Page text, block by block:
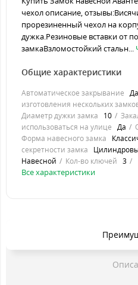
чехол описание,
прорезиненный чехол на
дужка.Резиновые вставки от
замкаВзломостойкий стальн...
Общие характеристики
Автоматическое закрывание Да
изготовления нескольких
Диаметр дужки замка
10
использоваться на улице Да
Форма навесного замка
секретности замка
Навесной
Кол-во ключей 3
Все характеристики